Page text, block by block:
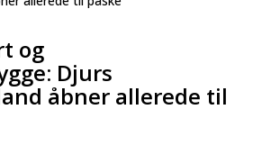
og
Djurs
åbner allerede til